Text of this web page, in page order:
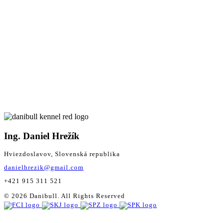
Ing. Daniel Hrežík
Hviezdoslavov, Slovenská republika
danielhrezik@gmail.com
+421 915 311 521
© 2026 Danibull. All Rights Reserved